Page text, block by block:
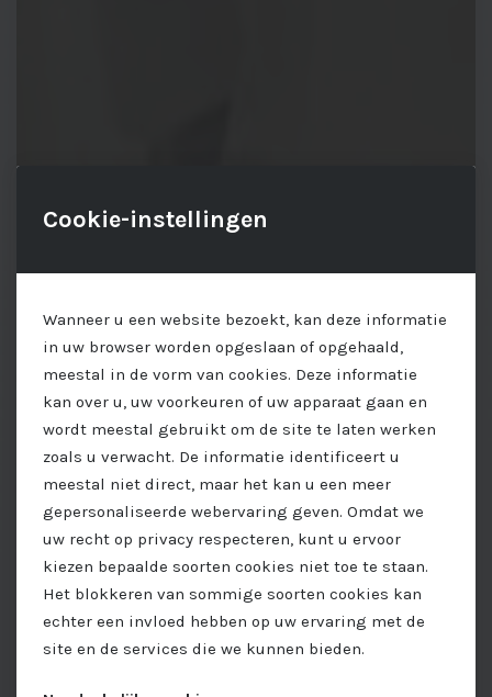
Cookie-instellingen
Wanneer u een website bezoekt, kan deze informatie
in uw browser worden opgeslaan of opgehaald,
meestal in de vorm van cookies. Deze informatie
kan over u, uw voorkeuren of uw apparaat gaan en
wordt meestal gebruikt om de site te laten werken
zoals u verwacht. De informatie identificeert u
meestal niet direct, maar het kan u een meer
gepersonaliseerde webervaring geven. Omdat we
uw recht op privacy respecteren, kunt u ervoor
kiezen bepaalde soorten cookies niet toe te staan.
Het blokkeren van sommige soorten cookies kan
echter een invloed hebben op uw ervaring met de
site en de services die we kunnen bieden.